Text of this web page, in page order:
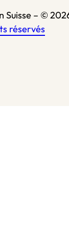
Suisse – ©
réservés